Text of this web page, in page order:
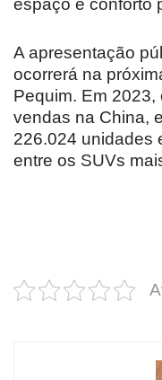
espaço e conforto
A apresentação
ocorrerá na
Pequim. Em
vendas na China,
226.024 unidades
entre os SUVs
2025!